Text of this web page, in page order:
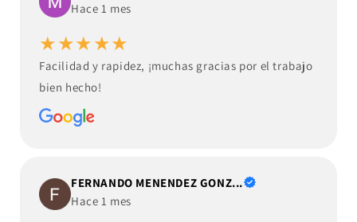
Hace 1 mes
★★★★★
Facilidad y rapidez, ¡muchas gracias por el trabajo
bien hecho!
FERNANDO MENENDEZ GONZ...
Hace 1 mes